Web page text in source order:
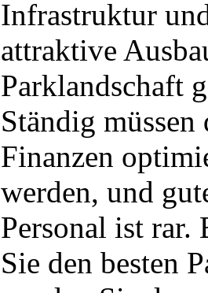
Infrastruktur
attraktive
Parklandschaft
Ständig müssen
Finanzen
werden, und
Personal ist rar.
Sie den besten